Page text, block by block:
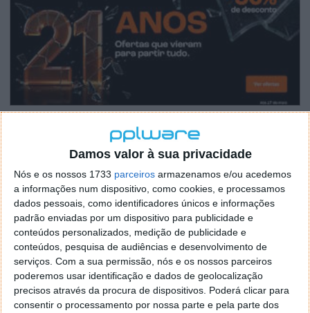
Damos valor à sua privacidade
Nós e os nossos 1733 parceiros armazenamos e/ou acedemos
a informações num dispositivo, como cookies, e processamos
dados pessoais, como identificadores únicos e informações
padrão enviadas por um dispositivo para publicidade e
conteúdos personalizados, medição de publicidade e
conteúdos, pesquisa de audiências e desenvolvimento de
serviços. Com a sua permissão, nós e os nossos parceiros
poderemos usar identificação e dados de geolocalização
precisos através da procura de dispositivos. Poderá clicar para
consentir o processamento por nossa parte e pela parte dos